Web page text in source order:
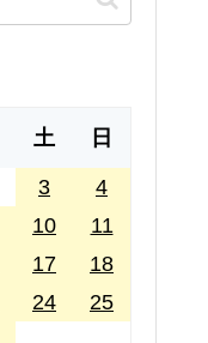
土 日
3
4
10
11
17
18
24
25